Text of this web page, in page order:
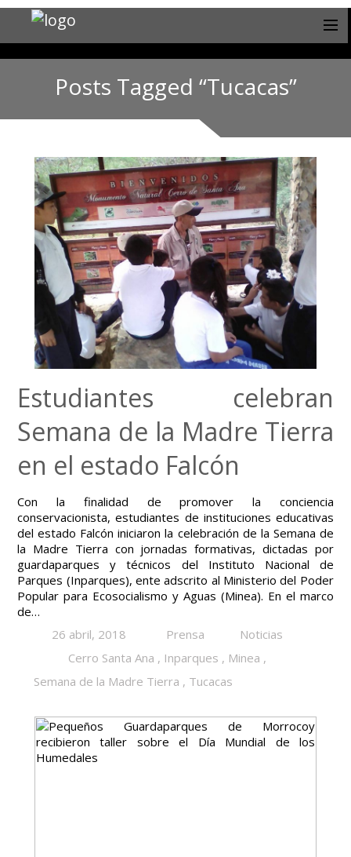
Posts Tagged “Tucacas”
Estudiantes celebran
Semana de la Madre Tierra
en el estado Falcón
Con la finalidad de promover la conciencia
conservacionista, estudiantes de instituciones educativas
del estado Falcón iniciaron la celebración de la Semana de
la Madre Tierra con jornadas formativas, dictadas por
guardaparques y técnicos del Instituto Nacional de
Parques (Inparques), ente adscrito al Ministerio del Poder
Popular para Ecosocialismo y Aguas (Minea). En el marco
de…
26 abril, 2018
Prensa
Noticias
Cerro Santa Ana , Inparques , Minea ,
Semana de la Madre Tierra , Tucacas